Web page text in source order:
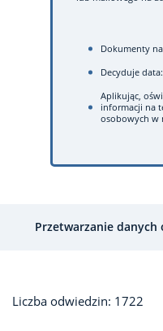
Dokumenty
Decyduje
Aplikując,
informacji na
osobowych w
Przetwarzanie danych
Liczba odwiedzin: 1722